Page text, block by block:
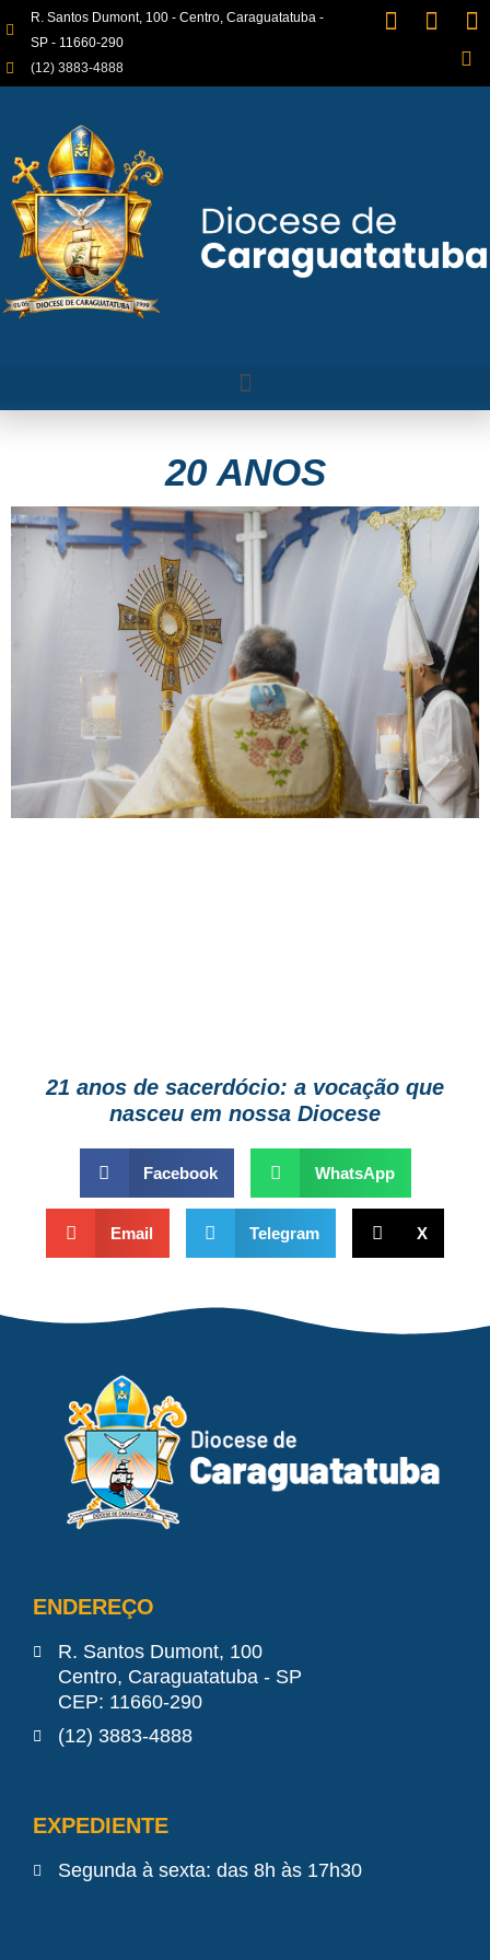
R. Santos Dumont, 100 - Centro, Caraguatatuba -
SP - 11660-290
(12) 3883-4888
20 ANOS
21 anos de sacerdócio: a vocação que
nasceu em nossa Diocese
Facebook WhatsApp
Email Telegram X
ENDEREÇO
R. Santos Dumont, 100
Centro, Caraguatatuba - SP
CEP: 11660-290
(12) 3883-4888
EXPEDIENTE
Segunda à sexta: das 8h às 17h30